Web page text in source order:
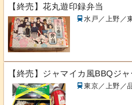
【終売】花丸遊印録弁当
水戸／上野／
【終売】ジャマイカ風BBQジ
東京／上野／